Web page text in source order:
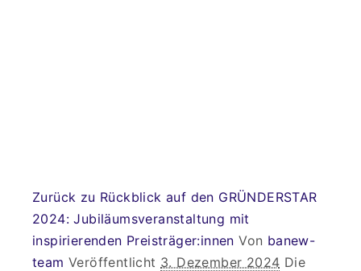
Zurück zu Rückblick auf den GRÜNDERSTAR
2024: Jubiläumsveranstaltung mit
inspirierenden Preisträger:innen Von banew-
team Veröffentlicht 3. Dezember 2024 Die